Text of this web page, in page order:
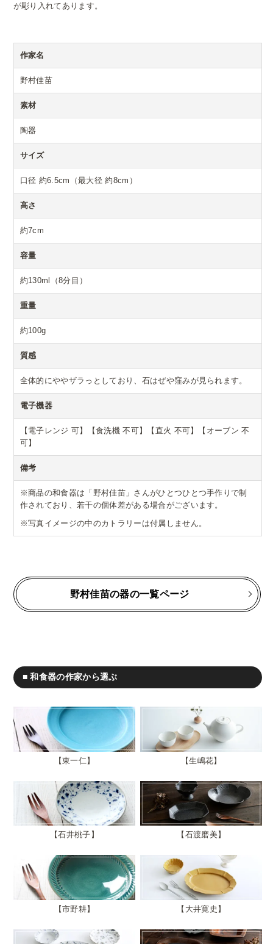
が彫り入れてあります。
作家名
野村佳苗
素材
陶器
サイズ
口径 約6.5cm（最大径 約8cm）
高さ
約7cm
容量
約130ml（8分目）
重量
約100g
質感
全体的にややザラっとしており、石はぜや窪みが見られます。
電子機器
【電子レンジ 可】【食洗機 不可】【直火 不可】【オーブン 不
可】
備考
※商品の和食器は「野村佳苗」さんがひとつひとつ手作りで制
作されており、若干の個体差がある場合がございます。
※写真イメージの中のカトラリーは付属しません。
野村佳苗の器の一覧ページ
■ 和食器の作家から選ぶ
東一仁 生嶋花
石井桃子 石渡磨美
市野耕 大井寛史